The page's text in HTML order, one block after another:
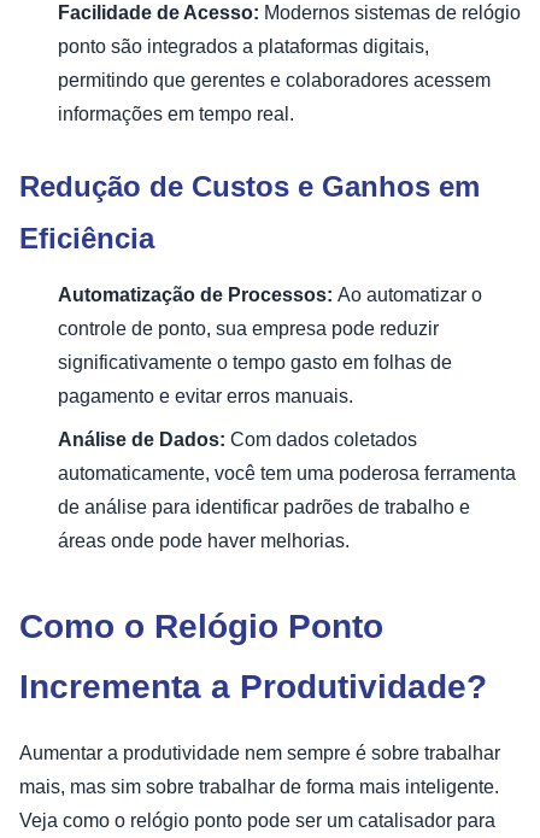
Facilidade de Acesso: Modernos sistemas de relógio
ponto são integrados a plataformas digitais,
permitindo que gerentes e colaboradores acessem
informações em tempo real.
Redução de Custos e Ganhos em
Eficiência
Automatização de Processos: Ao automatizar o
controle de ponto, sua empresa pode reduzir
significativamente o tempo gasto em folhas de
pagamento e evitar erros manuais.
Análise de Dados: Com dados coletados
automaticamente, você tem uma poderosa ferramenta
de análise para identificar padrões de trabalho e
áreas onde pode haver melhorias.
Como o Relógio Ponto
Incrementa a Produtividade?
Aumentar a produtividade nem sempre é sobre trabalhar
mais, mas sim sobre trabalhar de forma mais inteligente.
Veja como o relógio ponto pode ser um catalisador para